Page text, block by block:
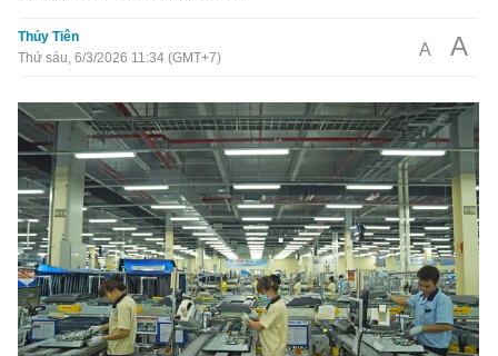
Thủy Tiên
Thứ sáu, 6/3/2026 11:34 (GMT+7)
A A